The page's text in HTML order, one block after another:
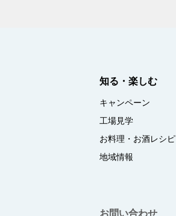
知る・楽しむ
キャンペーン
工場見学
お料理・お酒レシピ
地域情報
お問い合わせ